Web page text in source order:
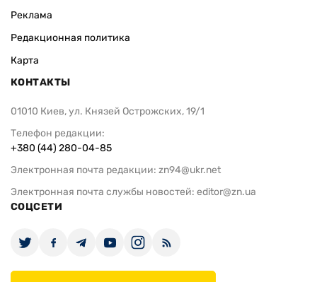
Реклама
Редакционная политика
Карта
КОНТАКТЫ
01010 Киев, ул. Князей Острожских, 19/1
Телефон редакции:
+380 (44) 280-04-85
Электронная почта редакции: zn94@ukr.net
Электронная почта службы новостей: editor@zn.ua
СОЦСЕТИ